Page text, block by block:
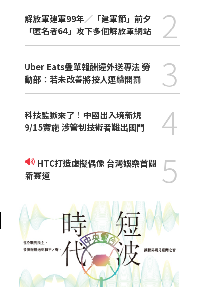
解放軍建軍99年／「建軍節」前夕
「匿名者64」攻下多個解放軍網站
2
Uber Eats疊單報酬違外送專法 勞
動部：若未改善將按人連續開罰
3
科技監獄來了！中國出入境新規
9/15實施 涉管制技術者難出國門
4
新賽道
5